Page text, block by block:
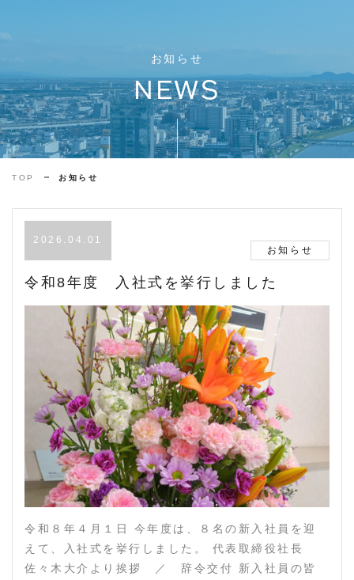
お知らせ
NEWS
TOP お知らせ
2026.04.01
お知らせ
令和8年度 入社式を挙行しました
令和８年４月１日 今年度は、８名の新入社員を迎
えて、入社式を挙行しました。 代表取締役社長
佐々木大介より挨拶 ／ 辞令交付 新入社員の皆